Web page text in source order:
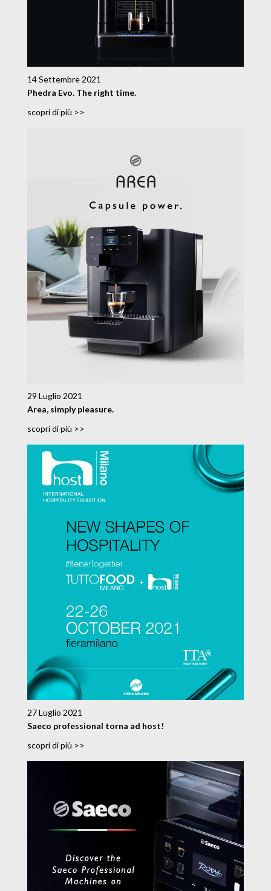
14 Settembre 2021
Phedra Evo. The right time.
scopri di più >>
29 Luglio 2021
Area, simply pleasure.
scopri di più >>
27 Luglio 2021
Saeco professional torna ad host!
scopri di più >>